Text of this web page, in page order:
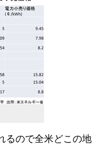
るので全米どこの地